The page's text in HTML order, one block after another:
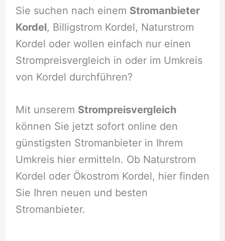
Sie suchen nach einem Stromanbieter
Kordel, Billigstrom Kordel, Naturstrom
Kordel oder wollen einfach nur einen
Strompreisvergleich in oder im Umkreis
von Kordel durchführen?
Mit unserem Strompreisvergleich
können Sie jetzt sofort online den
günstigsten Stromanbieter in Ihrem
Umkreis hier ermitteln. Ob Naturstrom
Kordel oder Ökostrom Kordel, hier finden
Sie Ihren neuen und besten
Stromanbieter.